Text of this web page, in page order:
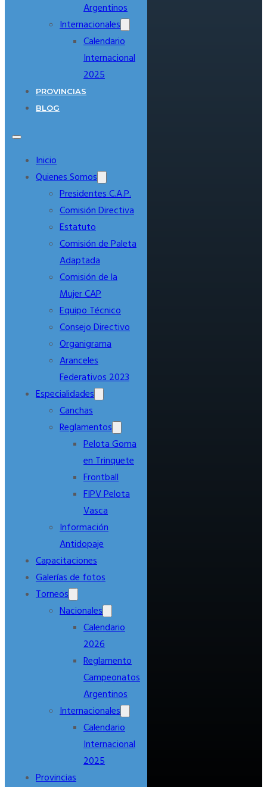
Argentinos
Internacionales
Calendario
Internacional
2025
PROVINCIAS
BLOG
Inicio
Quienes Somos
Presidentes C.A.P.
Comisión Directiva
Estatuto
Comisión de Paleta
Adaptada
Comisión de la
Mujer CAP
Equipo Técnico
Consejo Directivo
Organigrama
Aranceles
Federativos 2023
Especialidades
Canchas
Reglamentos
Pelota Goma
en Trinquete
Frontball
FIPV Pelota
Vasca
Información
Antidopaje
Capacitaciones
Galerías de fotos
Torneos
Nacionales
Calendario
2026
Reglamento
Campeonatos
Argentinos
Internacionales
Calendario
Internacional
2025
Provincias